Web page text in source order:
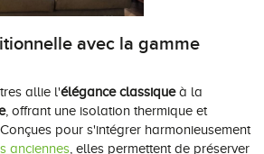
avec la gamme
allie l'élégance classiqueà la
, offrant une isolation thermique et
pour s'intégrer harmonieusement
anciennes , elles permettent de préserver